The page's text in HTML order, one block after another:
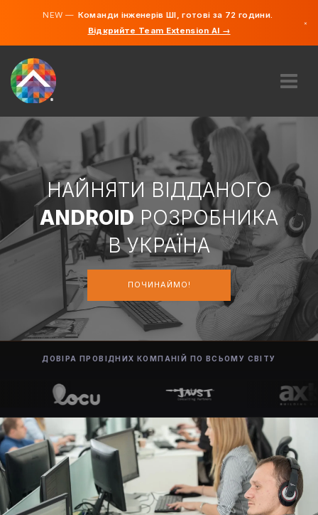
NEW —Команди інженерів ШІ, готові за 72 години.
Відкрийте Team Extension AI →
×
ПРО НАС
ДОСВІД
ЯК ЦЕ ПРАЦЮЄ?
КАР'ЄРИ
НАЙНЯТИ
УКРАЇНА
ПОЧИНАЙМО
НАЙНЯТИ ВІДДАНОГО
ANDROIDРОЗРОБНИКА
В УКРАЇНА
ПОЧИНАЙМО!
ДОВІРА ПРОВІДНИХ КОМПАНІЙ ПО ВСЬОМУ СВІТУ